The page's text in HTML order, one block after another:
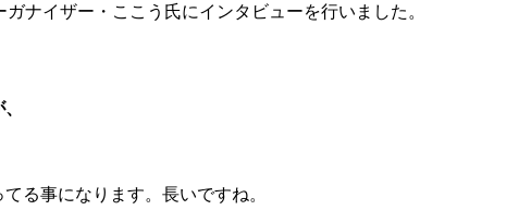
ナイザー・ここう氏にインタビューを行いました。
る事になります。長いですね。